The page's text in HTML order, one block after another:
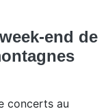
end de
concerts au